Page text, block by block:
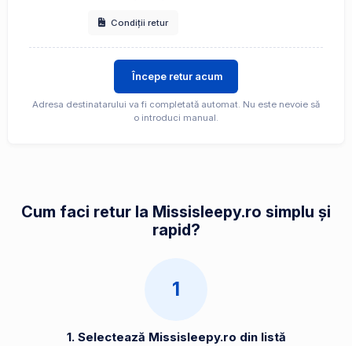
Condiții retur
Începe retur acum
Adresa destinatarului va fi completată automat. Nu este nevoie să
o introduci manual.
Cum faci retur la Missisleepy.ro simplu și
rapid?
1
1. Selectează Missisleepy.ro din listă